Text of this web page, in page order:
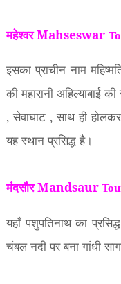
महेश्वर Mahseswar
इसका प्राचीन नाम
की महारानी अहिल्याबाई की
, सेवाघाट , साथ ही
यह स्थान प्रसिद्ध है।
मंदसौर Mandsaur
यहाँ पशुपतिनाथ का
चंबल नदी पर बना गांधी